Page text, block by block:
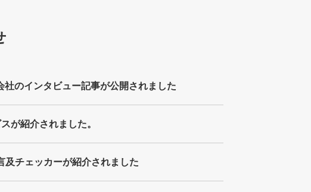
のインタビュー記事が公開されました
紹介されました。
チェッカーが紹介されました